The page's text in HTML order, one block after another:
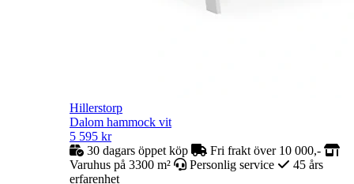
Hillerstorp
Dalom hammock vit
5 595 kr
30 dagars öppet köp
Fri frakt över 10 000,-
Varuhus på 3300 m²
Personlig service
45 års
erfarenhet